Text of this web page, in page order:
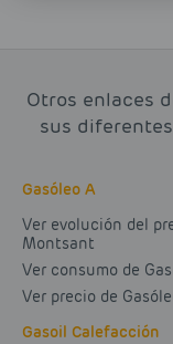
Otros enlaces
sus
Gasóleo A
Ver evolución del
Montsant
Ver consumo de
Ver precio de
Gasoil Calefacción